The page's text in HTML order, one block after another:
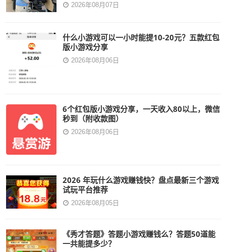
2026年08月07日
什么小游戏可以一小时能提10-20元？五款红包
版小游戏分享
2026年08月06日
6个红包版小游戏分享，一天收入80以上，微信
秒到（附收款图）
2026年08月06日
2026 年玩什么游戏赚钱快？盘点最新三个游戏
试玩平台推荐
2026年08月05日
《秀才答题》答题小游戏赚钱么？答题50道能
一共能提多少？